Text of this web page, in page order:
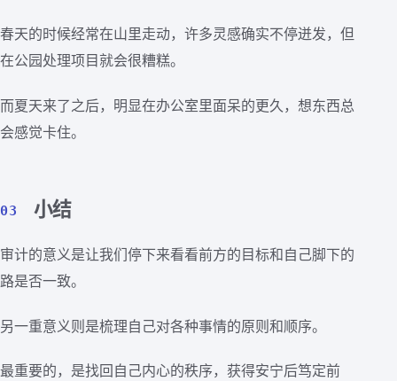
春天的时候经常在山里走动，许多灵感确实不停迸发，但
在公园处理项目就会很糟糕。
而夏天来了之后，明显在办公室里面呆的更久，想东西总
会感觉卡住。
03 小结
审计的意义是让我们停下来看看前方的目标和自己脚下的
路是否一致。
另一重意义则是梳理自己对各种事情的原则和顺序。
最重要的，是找回自己内心的秩序，获得安宁后笃定前